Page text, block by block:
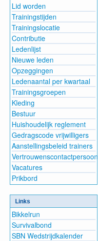
Lid worden
Trainingstijden
Trainingslocatie
Contributie
Ledenlijst
Nieuwe leden
Opzeggingen
Ledenaantal per kwartaal
Trainingsgroepen
Kleding
Bestuur
Huishoudelijk reglement
Gedragscode vrijwilligers
Aanstellingsbeleid trainers
Vertrouwenscontactpersoon
Vacatures
Prikbord
Links
Bikkelrun
Survivalbond
SBN Wedstrijdkalender